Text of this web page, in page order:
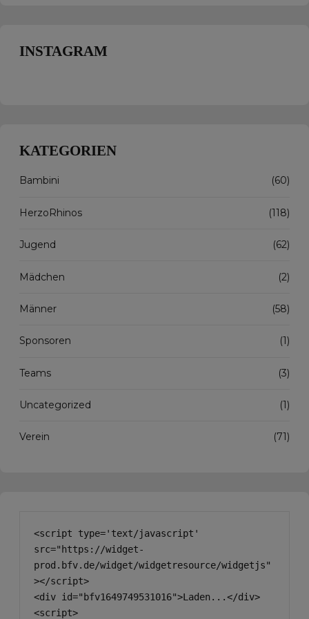
INSTAGRAM
KATEGORIEN
Bambini (60)
HerzoRhinos (118)
Jugend (62)
Mädchen (2)
Männer (58)
Sponsoren (1)
Teams (3)
Uncategorized (1)
Verein (71)
<script type='text/javascript'
src="https://widget-
prod.bfv.de/widget/widgetresource/widgetjs"
></script>
<div id="bfv1649749531016">Laden...</div>
<script>